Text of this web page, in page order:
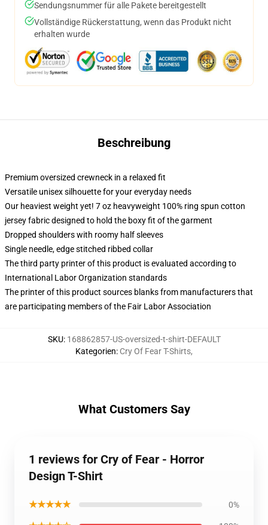
Sendungsnummer für alle Pakete bereitgestellt
Vollständige Rückerstattung, wenn das Produkt nicht
erhalten wurde
Beschreibung
Premium oversized crewneck in a relaxed fit
Versatile unisex silhouette for your everyday needs
Our heaviest weight yet! 7 oz heavyweight 100% ring spun cotton
jersey fabric designed to hold the boxy fit of the garment
Dropped shoulders with roomy half sleeves
Single needle, edge stitched ribbed collar
The third party printer of this product is evaluated according to
International Labor Organization standards
The printer of this product sources blanks from manufacturers that
are participating members of the Fair Labor Association
SKU: 168862857-US-oversized-t-shirt-DEFAULT
Kategorien: Cry Of Fear T-Shirts,
What Customers Say
1 reviews for Cry of Fear - Horror
Design T-Shirt
★★★★★ 0%